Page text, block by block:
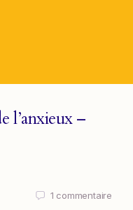
l’anxieux –
1 commentaire